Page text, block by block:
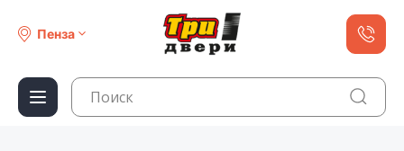
Пенза